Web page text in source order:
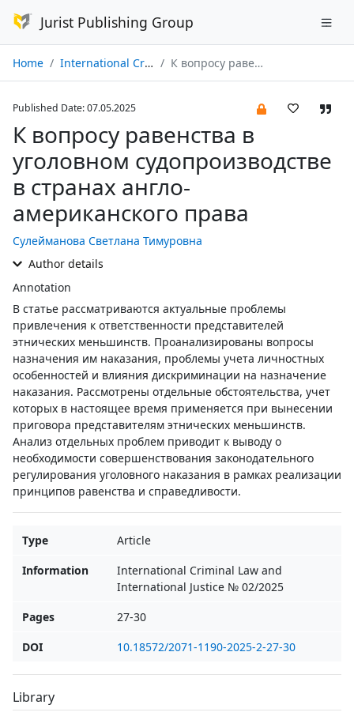
Jurist Publishing Group
Home International Criminal Law and International Justice № 02/2025 К вопросу равенства в уголовном судопроизводстве в странах англо-американского права
Published Date: 07.05.2025
К вопросу равенства в
уголовном судопроизводстве
в странах англо-
американского права
Сулейманова Светлана Тимуровна
Author details
Annotation
В статье рассматриваются актуальные проблемы
привлечения к ответственности представителей
этнических меньшинств. Проанализированы вопросы
назначения им наказания, проблемы учета личностных
особенностей и влияния дискриминации на назначение
наказания. Рассмотрены отдельные обстоятельства, учет
которых в настоящее время применяется при вынесении
приговора представителям этнических меньшинств.
Анализ отдельных проблем приводит к выводу о
необходимости совершенствования законодательного
регулирования уголовного наказания в рамках реализации
принципов равенства и справедливости.
Type
Article
Information
International Criminal Law and
International Justice № 02/2025
Pages
27-30
DOI
10.18572/2071-1190-2025-2-27-30
Library